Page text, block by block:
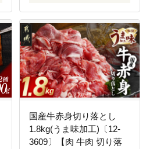
国産牛赤身切り落とし
1.8kg(うま味加工)〔12-
3609〕【肉 牛肉 切り落